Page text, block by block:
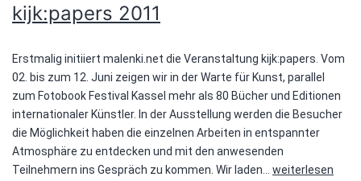
kijk:papers 2011
Erstmalig initiiert malenki.net die Veranstaltung kijk:papers. Vom
02. bis zum 12. Juni zeigen wir in der Warte für Kunst, parallel
zum Fotobook Festival Kassel mehr als 80 Bücher und Editionen
internationaler Künstler. In der Ausstellung werden die Besucher
die Möglichkeit haben die einzelnen Arbeiten in entspannter
Atmosphäre zu entdecken und mit den anwesenden
Teilnehmern ins Gespräch zu kommen. Wir laden… kijk:papers
weiterlesen